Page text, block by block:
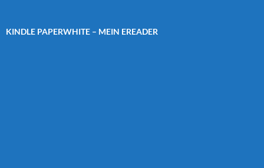
KINDLE PAPERWHITE – MEIN EREADER